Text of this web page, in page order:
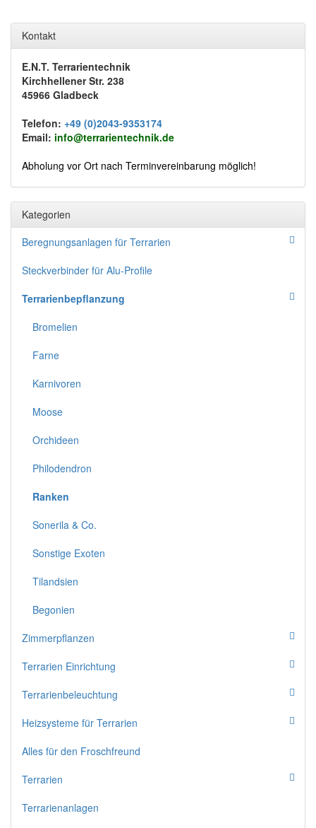
Kontakt
E.N.T. Terrarientechnik
Kirchhellener Str. 238
45966 Gladbeck
Telefon: +49 (0)2043-9353174
Email: info@terrarientechnik.de
Abholung vor Ort nach Terminvereinbarung möglich!
Kategorien
Beregnungsanlagen für Terrarien
Steckverbinder für Alu-Profile
Terrarienbepflanzung
Bromelien
Farne
Karnivoren
Moose
Orchideen
Philodendron
Ranken
Sonerila & Co.
Sonstige Exoten
Tilandsien
Begonien
Zimmerpflanzen
Terrarien Einrichtung
Terrarienbeleuchtung
Heizsysteme für Terrarien
Alles für den Froschfreund
Terrarien
Terrarienanlagen